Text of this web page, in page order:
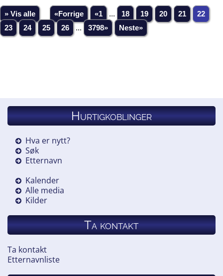
» Vis alle «Forrige «1 ... 18 19 20 21
22
23
24 25 26 ... 3798» Neste»
Hurtigkoblinger
Hva er nytt?
Søk
Etternavn
Kalender
Alle media
Kilder
Ta kontakt
Ta kontakt
Etternavnliste